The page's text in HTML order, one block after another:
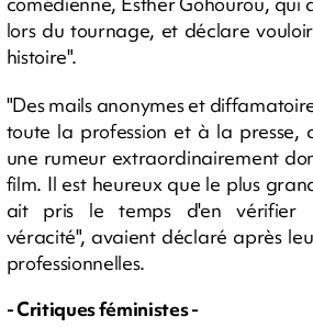
lors du tournage, et déclare
histoire".
"Des mails anonymes et
toute la profession et à la presse,
une rumeur extraordinairement
film. Il est heureux que le plus
ait pris le temps d'en vérifier
véracité", avaient déclaré après
professionnelles.
- Critiques féministes -